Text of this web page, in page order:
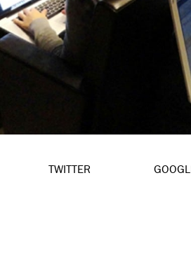
TWITTER